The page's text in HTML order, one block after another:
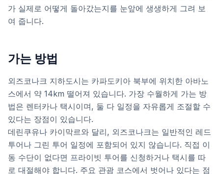
가 실제로 어떻게 돌아갔는지를 눈앞에 생생하게 그려 보
여 줍니다.
가는 방법
외즈코나크 지하도시는 카파도키아 북부에 위치한 아바노
스에서 약 14km 떨어져 있습니다. 가장 수월하게 가는 방
법은 렌터카나 택시이며, 둘 다 일정을 자유롭게 조절할 수
있다는 장점이 있습니다.
데린쿠유나 카이막르와 달리, 외즈코나크는 일반적인 레드
투어나 그린 투어 일정에 포함되어 있지 않습니다. 직접 이
동 수단이 없다면 프라이빗 투어를 신청하거나 택시를 따
로 대절해야 합니다. 주요 관광 코스에서 벗어나 있다는 점